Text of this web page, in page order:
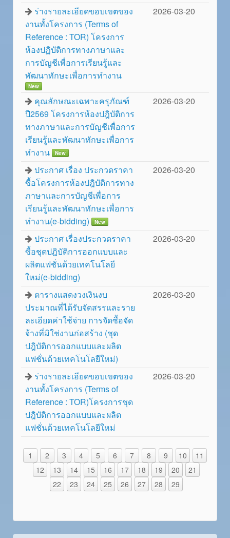
ร่างรายละเอียดขอบเขตของ
งานทั้งโครงการ (Terms of
Reference : TOR) โครงการ
ห้องปฏิบัติการทางภาษาและ
การบัญชีเพื่อการเรียนรู้และ
พัฒนาทักษะเพื่อการทำงาน
New
2026-03-20
คุณลักษณะเฉพาะครุภัณฑ์
ปี2569 โครงการห้องปฎิบัติการ
ทางภาษาและการบัญชีเพื่อการ
เรียนรู้และพัฒนาทักษะเพื่อการ
ทำงาน
New
2026-03-20
ประกาศ เรื่อง ประกวดราคา
ซื้อโครงการห้องปฎิบัติการทาง
ภาษาและการบัญชีเพื่อการ
เรียนรู้และพัฒนาทักษะเพื่อการ
ทำงาน(e-bidding)
New
2026-03-20
ประกาศ เรื่องประกวดราคา
ซื้อชุดปฎิบัติการออกแบบและ
ผลิตแฟชั่นด้วยเทคโนโลยี
ใหม่(e-bidding)
2026-03-20
ตารางแสดงวงเงินงบ
ประมาณที่ได้รับจัดสรรและราย
ละเอียดค่าใช้จ่าย การจัดซื้อจัด
จ้างที่มิใช่งานก่อสร้าง (ชุด
ปฎิบัติการออกแบบและผลิต
แฟชั่นด้วยเทคโนโลยีใหม่)
2026-03-20
ร่างรายละเอียดขอบเขตของ
งานทั้งโครงการ (Terms of
Reference : TOR)โครงการชุด
ปฎิบัติการออกแบบและผลิต
แฟชั่นด้วยเทคโนโลยีใหม่
2026-03-20
1 2 3 4 5 6 7 8 9 10
11
12
13 14 15 16 17 18 19 20
21
22
23 24 25 26 27 28 29